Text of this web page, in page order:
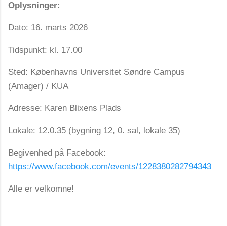
Oplysninger:
Dato: 16. marts 2026
Tidspunkt: kl. 17.00
Sted: Københavns Universitet Søndre Campus
(Amager) / KUA
Adresse: Karen Blixens Plads
Lokale: 12.0.35 (bygning 12, 0. sal, lokale 35)
Begivenhed på Facebook:
https://www.facebook.com/events/1228380282794343
Alle er velkomne!